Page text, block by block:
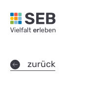
SEB Leipzig, Vielfalt
zurück